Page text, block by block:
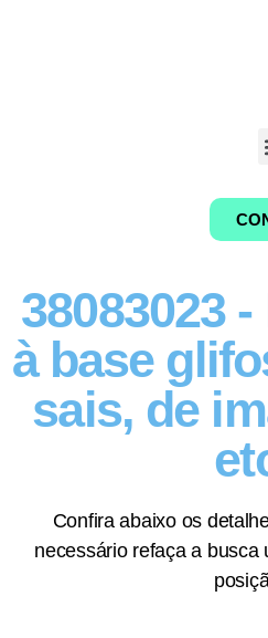
38083023
à base
sais, de
Confira abaixo os
necessário refaça a busca